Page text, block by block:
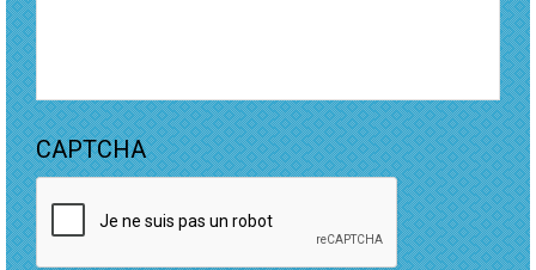
CAPTCHA